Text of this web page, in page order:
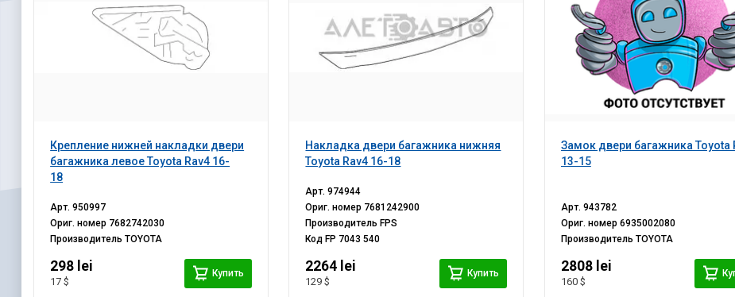
Крепление нижней накладки двери
багажника левое Toyota Rav4 16-
18
Арт.950997
Ориг. номер 7682742030
ПроизводительTOYOTA
298 lei
17 $
Купить
Накладка двери багажника нижняя
Toyota Rav4 16-18
Арт.974944
Ориг. номер 7681242900
Производитель FPS
Код FP 7043 540
2264 lei
129 $
Купить
Замок двери багажника Toyota
13-15
Арт. 943782
Ориг. номер 6935002080
Производитель TOYOTA
2808 lei
160 $